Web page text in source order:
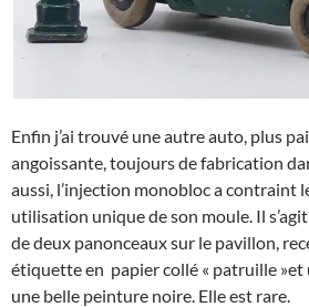
Enfin j’ai trouvé une autre auto, plus
angoissante, toujours de fabrication
aussi, l’injection monobloc a contraint
utilisation unique de son moule. Il
de deux panonceaux sur le pavillon,
étiquette en papier collé « patruille »et
une belle peinture noire. Elle est rare.